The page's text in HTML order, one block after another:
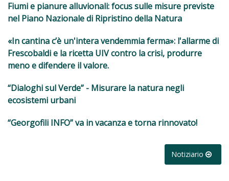
Fiumi e pianure alluvionali: focus sulle misure previste
nel Piano Nazionale di Ripristino della Natura
«In cantina c’è un'intera vendemmia ferma»: l'allarme di
Frescobaldi e la ricetta UIV contro la crisi, produrre
meno e difendere il valore.
“Dialoghi sul Verde” - Misurare la natura negli
ecosistemi urbani
“Georgofili INFO” va in vacanza e torna rinnovato!
Notiziario